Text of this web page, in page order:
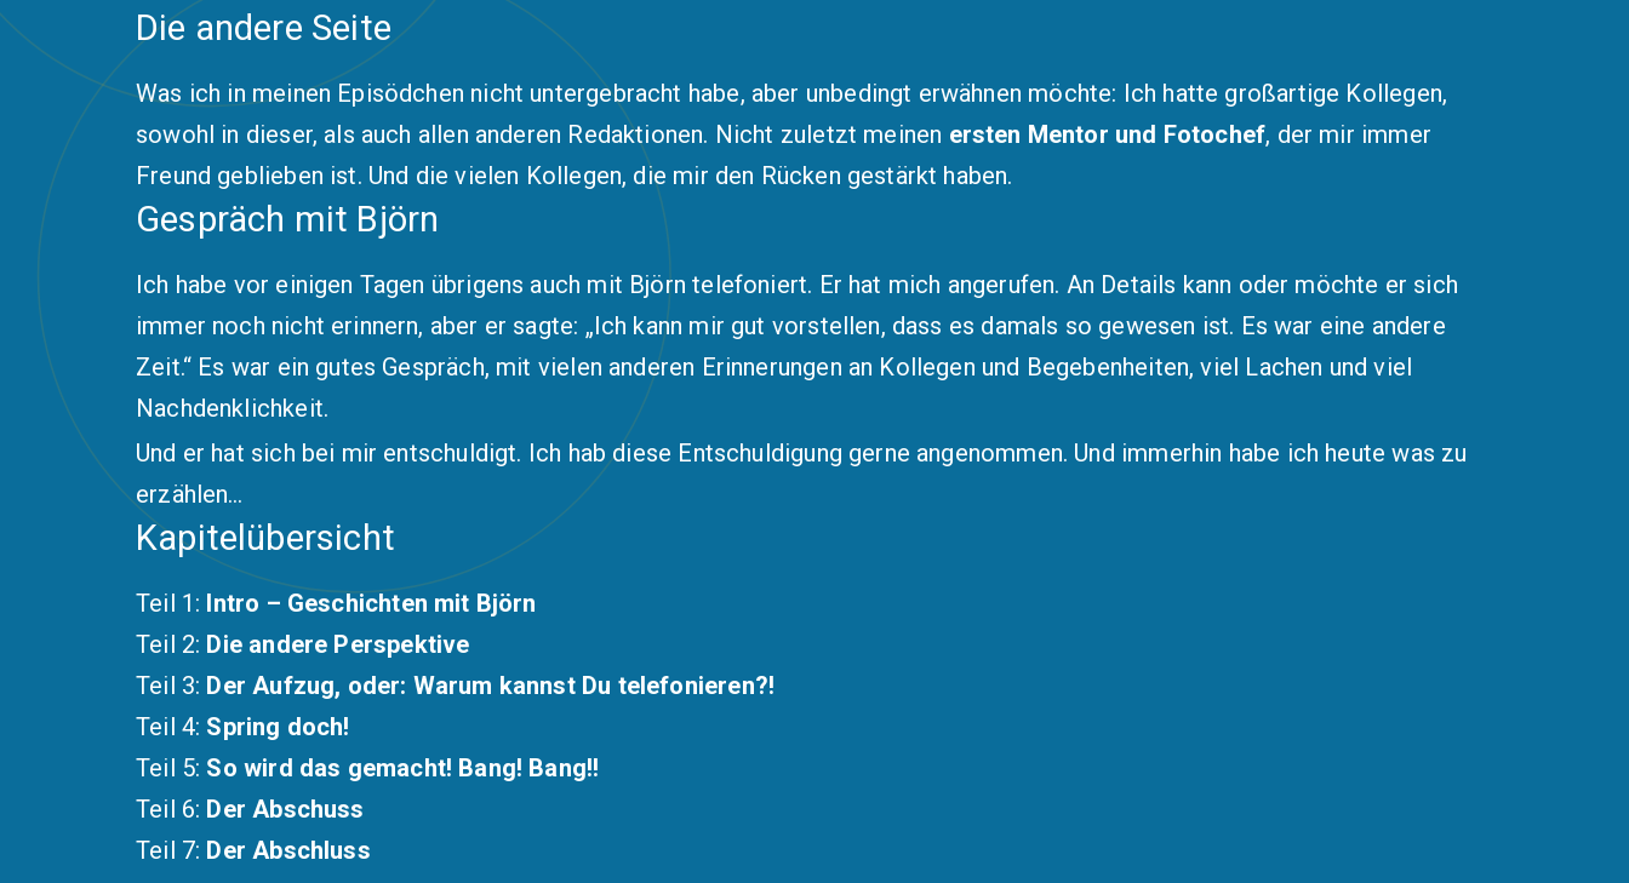
Die andere Seite
Was ich in meinen Episödchen nicht untergebracht habe, aber unbedingt erwähnen möchte: Ich hatte großartige Kollegen,
sowohl in dieser, als auch allen anderen Redaktionen. Nicht zuletzt meinen ersten Mentor und Fotochef, der mir immer
Freund geblieben ist. Und die vielen Kollegen, die mir den Rücken gestärkt haben.
Gespräch mit Björn
Ich habe vor einigen Tagen übrigens auch mit Björn telefoniert. Er hat mich angerufen. An Details kann oder möchte er sich
immer noch nicht erinnern, aber er sagte: „Ich kann mir gut vorstellen, dass es damals so gewesen ist. Es war eine andere
Zeit.“ Es war ein gutes Gespräch, mit vielen anderen Erinnerungen an Kollegen und Begebenheiten, viel Lachen und viel
Nachdenklichkeit.
Und er hat sich bei mir entschuldigt. Ich hab diese Entschuldigung gerne angenommen. Und immerhin habe ich heute was zu
erzählen…
Kapitelübersicht
Teil 1: Intro – Geschichten mit Björn
Teil 2: Die andere Perspektive
Teil 3: Der Aufzug, oder: Warum kannst Du telefonieren?!
Teil 4: Spring doch!
Teil 5: So wird das gemacht! Bang! Bang!!
Teil 6: Der Abschuss
Teil 7: Der Abschluss